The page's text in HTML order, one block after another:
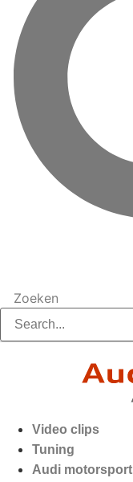
Zoeken
Video clips
Tuning
Audi motorsport